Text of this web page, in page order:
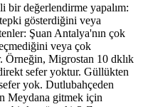
bir değerlendirme yapalım:
gösterdiğini veya
Şuan Antalya'nın çok
veya çok
Örneğin, Migrostan 10 dklık
sefer yoktur. Güllükten
yok. Dutlubahçeden
Meydana gitmek için